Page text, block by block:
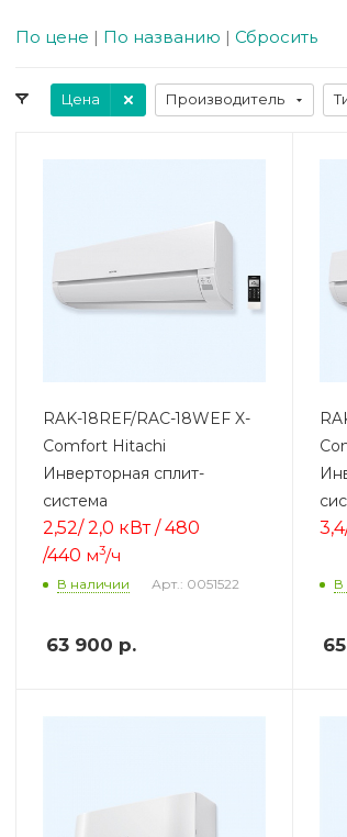
По цене | По названию | Сбросить
Цена Производитель
RAK-18REF/RAC-18WEF X-
Comfort Hitachi
Инверторная сплит-
система
2,52/ 2,0 кВт / 480
/440 м3/ч
В наличии Арт.: 0051522
63 900 р.
В